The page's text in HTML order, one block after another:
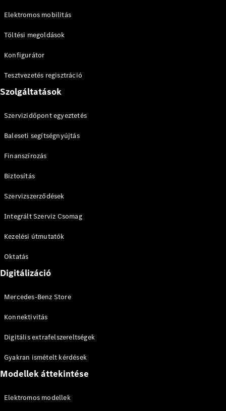
Elektromos mobilitás
Töltési megoldások
Konfigurátor
Tesztvezetés regisztráció
Szolgáltatások
Szervizidőpont egyeztetés
Baleseti segítségnyújtás
Finanszírozás
Biztosítás
Szervizszerződések
Integrált Szerviz Csomag
Kezelési útmutatók
Oktatás
Digitálizáció
Mercedes-Benz Store
Konnektivitás
Digitális extrafelszereltségek
Gyakran ismételt kérdések
Modellek áttekintése
Elektromos modellek